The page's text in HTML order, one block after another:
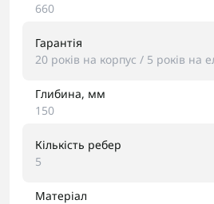
660
Гарантія
20 років на корпус / 5 років на
Глибина, мм
150
Кількість ребер
5
Матеріал